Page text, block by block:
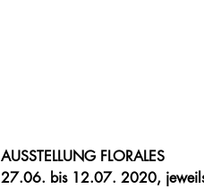
AUSSTELLUNG FLORALES
27.06. bis 12.07. 2020,